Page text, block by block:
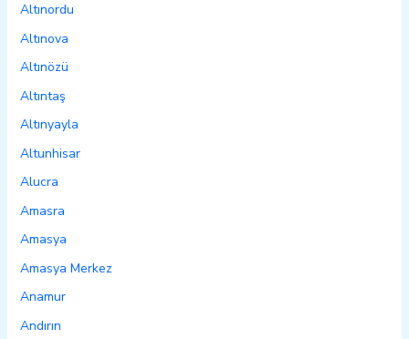
Altınordu
Altınova
Altınözü
Altıntaş
Altınyayla
Altunhisar
Alucra
Amasra
Amasya
Amasya Merkez
Anamur
Andırın